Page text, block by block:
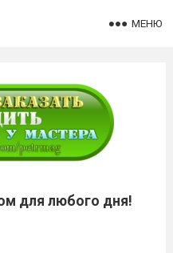
МЕНЮ
для любого дня!